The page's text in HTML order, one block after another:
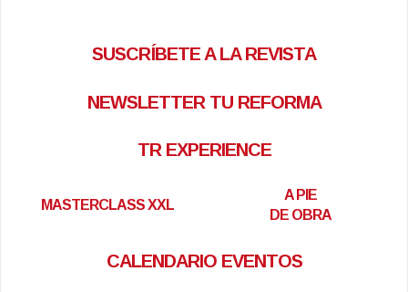
SUSCRÍBETE A LA REVISTA
NEWSLETTER TU REFORMA
TR EXPERIENCE
MASTERCLASS XXL
A PIE
DE OBRA
CALENDARIO EVENTOS